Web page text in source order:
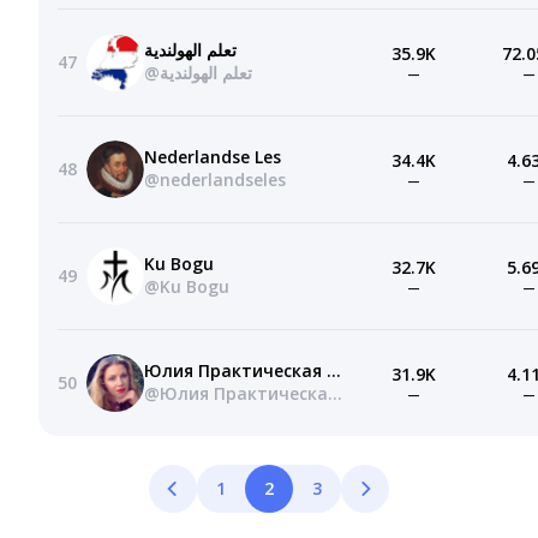
47
تعلم الهولندية
@تعلم الهولندية
35.9K
— —
48
Nederlandse Les
@nederlandseles
34.4K
— —
49
Ku Bogu
@Ku Bogu
32.7K
— —
50
Юлия Практическая Эзотерика!
@Юлия Практическая Эзотерика!
31.9K
— —
1 2 3